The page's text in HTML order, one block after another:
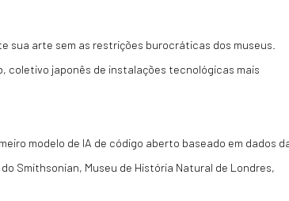
arte sem as restrições burocráticas dos museus.
coletivo japonês de instalações tecnológicas mais
modelo de IA de código aberto baseado em dados
Smithsonian, Museu de História Natural de Londres,